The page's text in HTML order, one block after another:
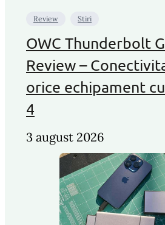
Review Stiri
OWC Thunderbolt
Review –
orice echipament
4
3 august 2026